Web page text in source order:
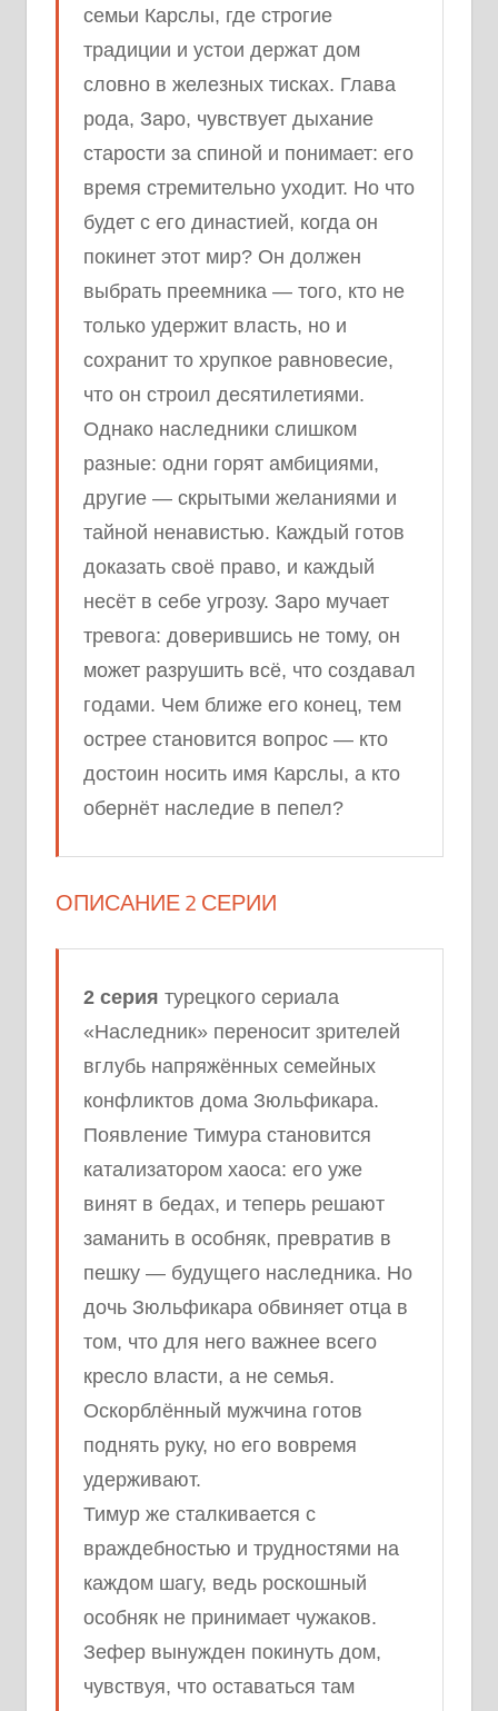
семьи Карслы, где строгие
традиции и устои держат дом
словно в железных тисках. Глава
рода, Заро, чувствует дыхание
старости за спиной и понимает: его
время стремительно уходит. Но что
будет с его династией, когда он
покинет этот мир? Он должен
выбрать преемника — того, кто не
только удержит власть, но и
сохранит то хрупкое равновесие,
что он строил десятилетиями.
Однако наследники слишком
разные: одни горят амбициями,
другие — скрытыми желаниями и
тайной ненавистью. Каждый готов
доказать своё право, и каждый
несёт в себе угрозу. Заро мучает
тревога: доверившись не тому, он
может разрушить всё, что создавал
годами. Чем ближе его конец, тем
острее становится вопрос — кто
достоин носить имя Карслы, а кто
обернёт наследие в пепел?
ОПИСАНИЕ 2 СЕРИИ
2 серия турецкого сериала
«Наследник» переносит зрителей
вглубь напряжённых семейных
конфликтов дома Зюльфикара.
Появление Тимура становится
катализатором хаоса: его уже
винят в бедах, и теперь решают
заманить в особняк, превратив в
пешку — будущего наследника. Но
дочь Зюльфикара обвиняет отца в
том, что для него важнее всего
кресло власти, а не семья.
Оскорблённый мужчина готов
поднять руку, но его вовремя
удерживают.
Тимур же сталкивается с
враждебностью и трудностями на
каждом шагу, ведь роскошный
особняк не принимает чужаков.
Зефер вынужден покинуть дом,
чувствуя, что оставаться там